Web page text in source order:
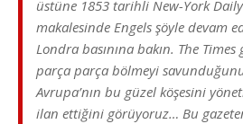
üstüne 1853 tarihli New-York
makalesinde Engels şöyle devam
Londra basınına bakın. The
parça parça bölmeyi
Avrupa’nın bu güzel köşesini
ilan ettiğini görüyoruz… Bu